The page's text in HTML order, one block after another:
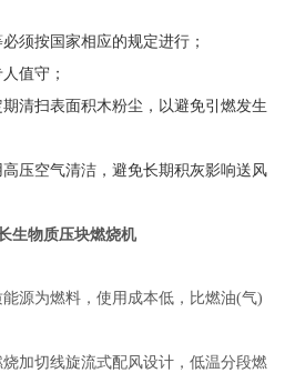
须按国家相应的规定进行；
值守；
清扫表面积木粉尘，以避免引燃发生
压空气清洁，避免长期积灰影响送风
生物质压块燃烧机
源为燃料，使用成本低，比燃油(气)
加切线旋流式配风设计，低温分段燃